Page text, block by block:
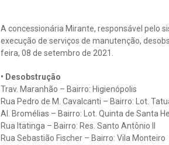
A concessionária Mirante, responsável pelo
execução de serviços de manutenção,
feira, 08 de setembro de 2021.
• Desobstrução
Trav. Maranhão – Bairro: Higienópolis
Rua Pedro de M. Cavalcanti – Bairro: Lot.
Al. Bromélias – Bairro: Lot. Quinta de Santa
Rua Itatinga – Bairro: Res. Santo Antônio II
Rua Sebastião Fischer – Bairro: Vila Monteiro